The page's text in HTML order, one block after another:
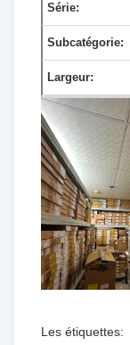
Série:
Subcatégorie:
Largeur:
Les étiquettes: